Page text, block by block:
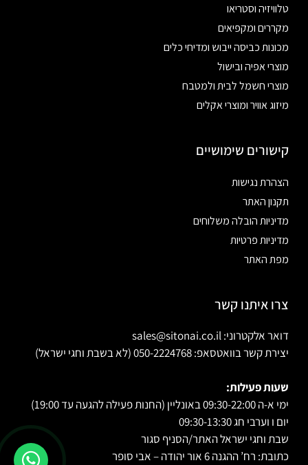
טלוויזיה וסטריאו
מקררים ומקפיאים
מכונות כביסה ייבוש ומדיחי כלים
מוצרי אפיה ובישול
מוצרי חשמל לבית ולמטבח
מיזוג אוויר ומוצרי אקלים
קישורים שימושיים
הצהרת נגישות
תקנון האתר
מדיניות הובלה משלוחים
מדיניות פרטיות
מפת האתר
צרו איתנו קשר
דואר אלקטרוני: sales@sitonai.co.il
יצירת קשר בוואטסאפ: 050-2224768 (לא בשבת וחגי ישראל)
שעות פעילות:
ימי א-ה 09:30-22:00 באונליין (החנות פעילה להגעה עד 19:00)
יום ו וערבי חג 09:30-13:30
שבת וחגי ישראל האתר/הסניף סגור
כתובת: רח’ ההגנה 6 אור יהודה – אבי סופר